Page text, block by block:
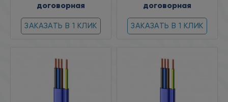
договорная
ЗАКАЗАТЬ В 1 КЛИК
договорная
ЗАКАЗАТЬ В 1 КЛИК